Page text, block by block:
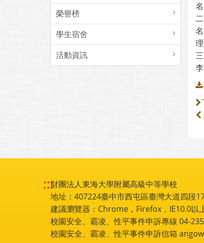
榮譽榜
學生宿舍
活動資訊
名
:::財團法人東海大學附屬高級中等學校
地址：407224臺中市西屯區臺灣大道四段
建議瀏覽器：Chrome，Firefox，IE10.0以
校園安全、霸凌、性平事件申訴專線 04-
校園安全、霸凌、性平事件申訴信箱